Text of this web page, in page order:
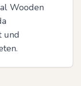
Wooden
und